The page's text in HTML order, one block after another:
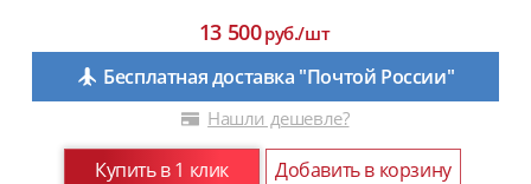
13 500руб./шт
Бесплатная доставка "Почтой России"
Нашли дешевле?
Купить в 1 клик Добавить в корзину